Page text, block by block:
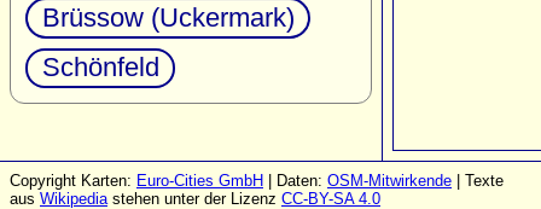
Brüssow (Uckermark)
Schönfeld
Copyright Karten: Euro-Cities GmbH | Daten: OSM-Mitwirkende | Texte
aus Wikipediastehen unter der Lizenz CC-BY-SA 4.0